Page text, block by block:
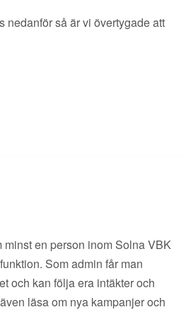
nedanför så är vi övertygade att
minst en person inom Solna VBK
Som admin får man
och kan följa era intäkter och
läsa om nya kampanjer och